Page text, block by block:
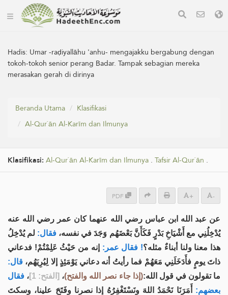
Hadis: Umar -raḍiyallāhu 'anhu- mengajakku bergabung dengan
tokoh-tokoh senior perang Badar. Tampak sebagian mereka
merasakan gerah di dirinya
Beranda Utama
Klasifikasi
Al-Qur`ān Al-Karīm dan Ilmunya
Klasifikasi: Al-Qur`ān Al-Karīm dan Ilmunya . Tafsir Al-Qur`ān .
PDF + -
عن عبد الله ابن عباس رضي الله عنهما كان عمر رضي الله عنه
يُدْخِلُنِي مع أَشْيَاخِ بَدْرٍ فَكَأَنَّ بَعْضَهُم وَجَدَ في نفسه، فقال: لم يُدْخِلُ
هذا معنا ولنا أبناءٌ مثله؟! فقال عمر: إنه من حَيْثُ عَلِمْتُمْ! فدعاني
ذاتَ يومٍ فأَدَخَلَنِي مَعَهُمْ فما رأيتُ أنه دعاني يَوْمَئِذٍ إلا لِيُرِيَهُم، قال:
ما تقولون في قول الله:(إذا جاء نصر الله والفتح)، [الفتح: 1] ، فقال
بعضهم: أَمَرَنَا نَحْمَدُ اللهَ ونَسْتَغْفِرُهُ إذا نصرنا وفَتَحَ علينا، وسكتَ